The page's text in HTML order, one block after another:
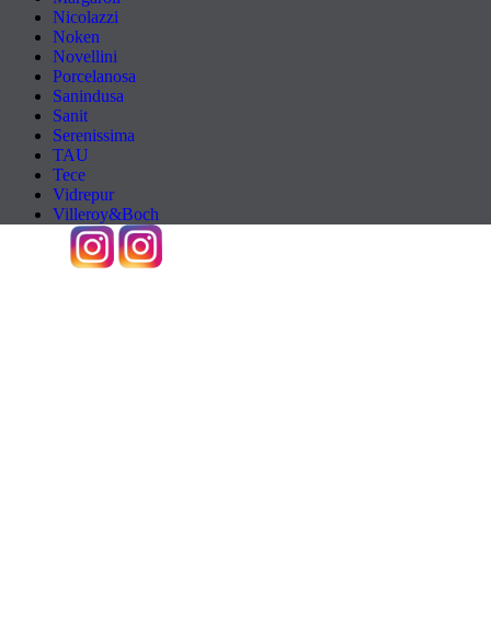
Nicolazzi
Noken
Novellini
Porcelanosa
Sanindusa
Sanit
Serenissima
TAU
Tece
Vidrepur
Villeroy&Boch